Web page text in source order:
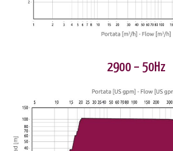
2900 – 50Hz